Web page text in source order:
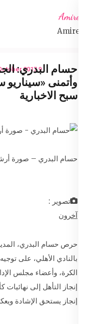
content
Amireta
Amireta
9 October 2017
حسام البدري:
وأتمنى «سيناريو
سبح الاخبارية
حسام البدري – صورة
تصوير :
آخرون
حرص حسام البدري،
بالنادي الأهلي، على
الكرة، وأعضاء مجلس
إنجاز يستحق الإشادة